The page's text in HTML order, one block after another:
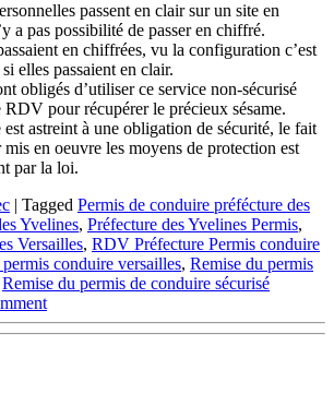
passent en clair sur un site en
a pas possibilité de passer en chiffré.
en chiffrées, vu la configuration c’est
elles passaient en clair.
obligés d’utiliser ce service non-sécurisé
RDV pour récupérer le précieux sésame.
est astreint à une obligation de sécurité, le fait
mis en oeuvre les moyens de protection est
par la loi.
| Tagged Permis de conduire préfécture des
Yvelines, Préfecture des Yvelines Permis,
Versailles, RDV Préfecture Permis conduire
conduire versailles, Remise du permis
Remise du permis de conduire sécurisé